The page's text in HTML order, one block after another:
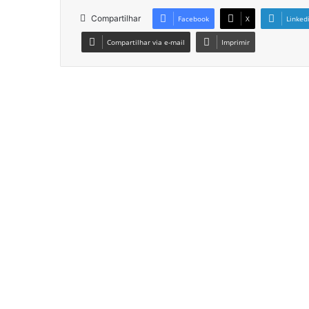
Compartilhar Facebook X
Compartilhar via e-mail Imprimir